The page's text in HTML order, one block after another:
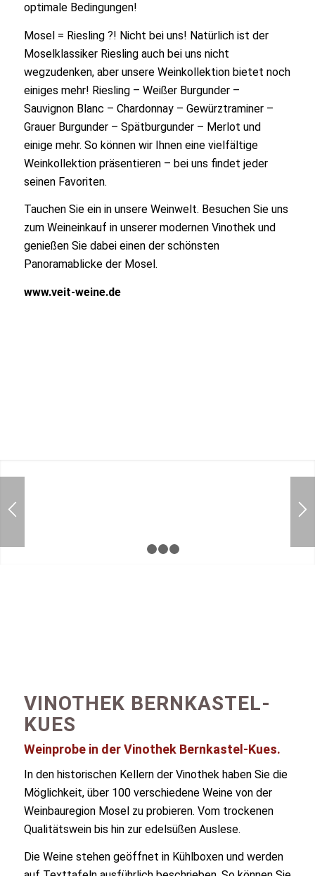
optimale Bedingungen!
Mosel = Riesling ?! Nicht bei uns! Natürlich ist der
Moselklassiker Riesling auch bei uns nicht
wegzudenken, aber unsere Weinkollektion bietet noch
einiges mehr! Riesling – Weißer Burgunder –
Sauvignon Blanc – Chardonnay – Gewürztraminer –
Grauer Burgunder – Spätburgunder – Merlot und
einige mehr. So können wir Ihnen eine vielfältige
Weinkollektion präsentieren – bei uns findet jeder
seinen Favoriten.
Tauchen Sie ein in unsere Weinwelt. Besuchen Sie uns
zum Weineinkauf in unserer modernen Vinothek und
genießen Sie dabei einen der schönsten
Panoramablicke der Mosel.
www.veit-weine.de
VINOTHEK BERNKASTEL-
KUES
Weinprobe in der Vinothek Bernkastel-Kues.
In den historischen Kellern der Vinothek haben Sie die
Möglichkeit, über 100 verschiedene Weine von der
Weinbauregion Mosel zu probieren. Vom trockenen
Qualitätswein bis hin zur edelsüßen Auslese.
Die Weine stehen geöffnet in Kühlboxen und werden